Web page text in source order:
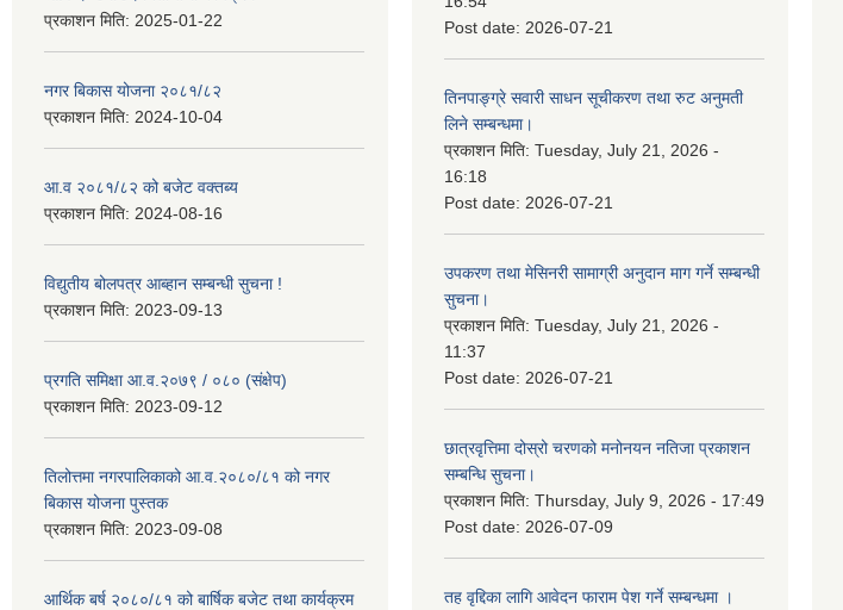
प्रकाशन मिति: 2025-01-22
नगर बिकास योजना २०८१/८२
प्रकाशन मिति: 2024-10-04
आ.व २०८१/८२ को बजेट वक्तब्य
प्रकाशन मिति: 2024-08-16
विद्युतीय बोलपत्र आब्हान सम्बन्धी सुचना !
प्रकाशन मिति: 2023-09-13
प्रगति समिक्षा आ.व.२०७९ / ०८० (संक्षेप)
प्रकाशन मिति: 2023-09-12
तिलोत्तमा नगरपालिकाको आ.व.२०८०/८१ को नगर
बिकास योजना पुस्तक
प्रकाशन मिति: 2023-09-08
आर्थिक बर्ष २०८०/८१ को बार्षिक बजेट तथा कार्यक्रम
Post date: 2026-07-21
तिनपाङ्ग्रे सवारी साधन सूचीकरण तथा रुट अनुमती
लिने सम्बन्धमा।
प्रकाशन मिति: Tuesday, July 21, 2026 -
16:18
Post date: 2026-07-21
उपकरण तथा मेसिनरी सामाग्री अनुदान माग गर्ने सम्बन्धी
सुचना।
प्रकाशन मिति: Tuesday, July 21, 2026 -
11:37
Post date: 2026-07-21
छात्रवृत्तिमा दोस्रो चरणको मनोनयन नतिजा प्रकाशन
सम्बन्धि सुचना।
प्रकाशन मिति: Thursday, July 9, 2026 - 17:49
Post date: 2026-07-09
तह वृद्दिका लागि आवेदन फाराम पेश गर्ने सम्बन्धमा ।